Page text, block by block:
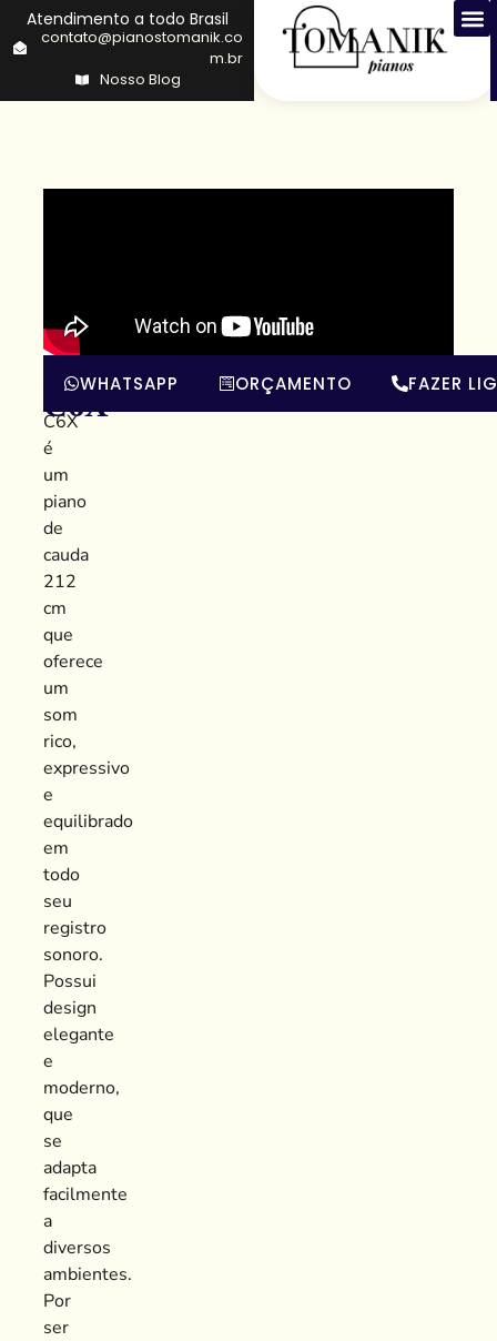
Atendimento a todo Brasil
contato@pianostomanik.co
m.br
Nosso Blog
Yamaha
C6X
Yamaha
C6X
é
um
piano
de
cauda
212
cm
que
oferece
um
som
rico,
expressivo
e
equilibrado
em
todo
seu
registro
sonoro.
Possui
design
elegante
e
moderno,
que
se
adapta
facilmente
a
diversos
ambientes.
Por
ser
WHATSAPP ORÇAMENTO FAZER